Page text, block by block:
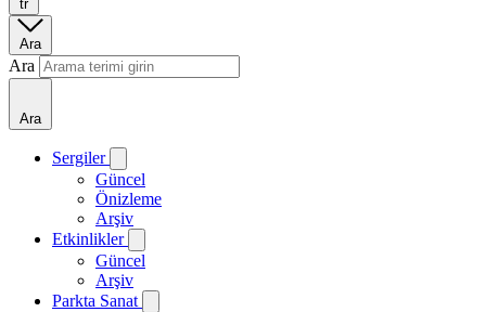
tr
Ara
Ara
Ara
Sergiler
Güncel
Önizleme
Arşiv
Etkinlikler
Güncel
Arşiv
Parkta Sanat